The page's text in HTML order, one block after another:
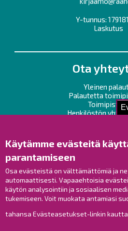
Käytämme evästeitä
parantamiseen
Osa evästeistä on välttämättömiä ja
automaattisesti. Vapaaehtoisia
käytön analysointiin ja sosiaalisen
tukemiseen. Voit muokata antamiasi
tahansa Evästeasetukset-linkin
Y-tunnus:
Laskutus
Ota
Yleinen
Palautetta
Toimipisteet
Henkilöstön
Raahe
Raahe
Raahe
Raahe